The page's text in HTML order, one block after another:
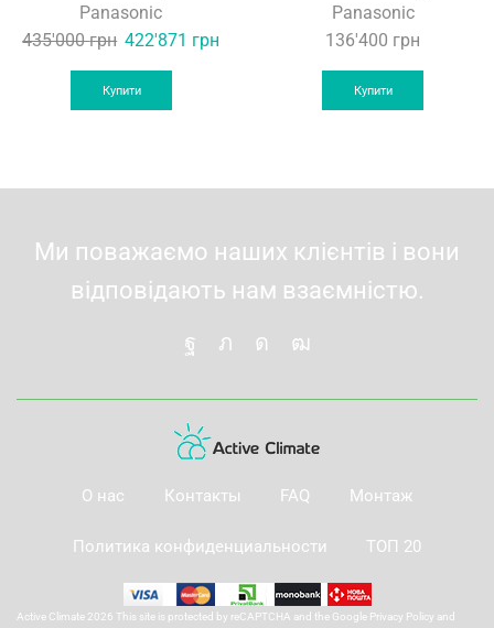
Panasonic
435'000грн Original
was:
422'871 грн
Купити
Panasonic
136'400 грн
Купити
Ми поважаємо наших клієнтів і вони
відповідають нам взаємністю.
О нас Контакты FAQ Монтаж
Политика конфиденциальности ТОП 20
Active Climate 2026 This site is protected by reCAPTCHA and the Google Privacy Policy and